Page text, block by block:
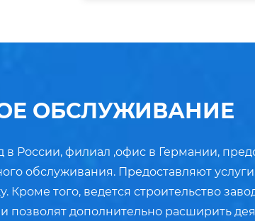
ОБСЛУЖИВАНИЕ
России, филиал ,офис в Германии,
обслуживания. Предоставляют
того, ведется строительство
дополнительно расширить